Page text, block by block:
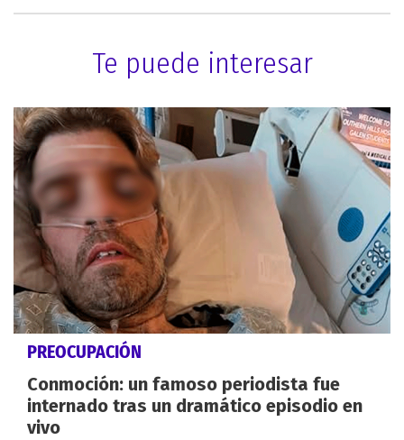
Te puede interesar
PREOCUPACIÓN
Conmoción: un famoso periodista fue
internado tras un dramático episodio en
vivo